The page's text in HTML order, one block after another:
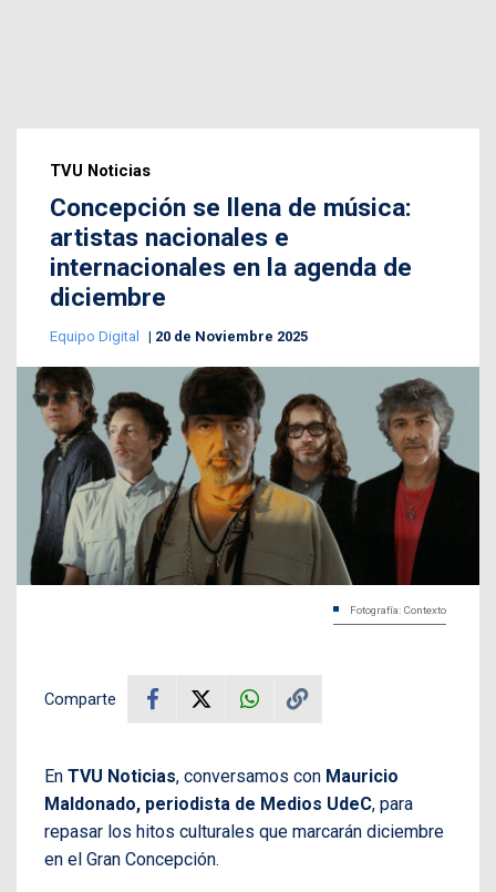
TVU Noticias
Concepción se llena de música:
artistas nacionales e
internacionales en la agenda de
diciembre
Equipo Digital 20 de Noviembre 2025
Fotografía: Contexto
Comparte
En TVU Noticias, conversamos con Mauricio
Maldonado, periodista de Medios UdeC, para
repasar los hitos culturales que marcarán diciembre
en el Gran Concepción.